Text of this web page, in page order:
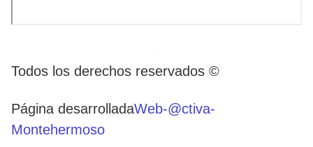
Todos los derechos reservados ©
Página desarrolladaWeb-@ctiva-
Montehermoso